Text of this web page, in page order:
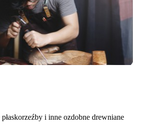
i inne ozdobne drewniane